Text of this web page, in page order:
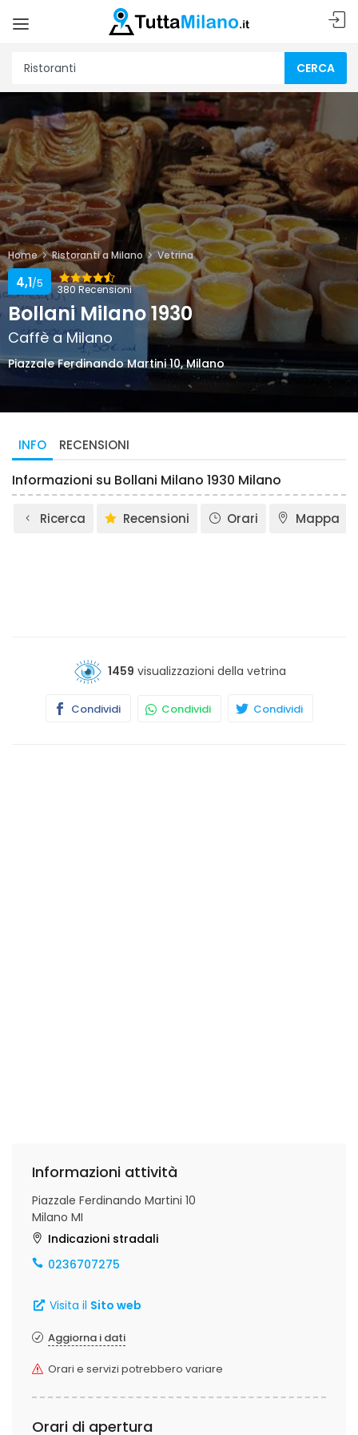
CERCA
Home Ristoranti a Milano Vetrina
380 Recensioni
4,1/5
Bollani Milano 1930
Caffè a Milano
Piazzale Ferdinando Martini 10, Milano
INFO RECENSIONI
Informazioni su Bollani Milano 1930 Milano
Ricerca Recensioni Orari Mappa
1459 visualizzazioni della vetrina
Condividi Condividi Condividi
Informazioni attività
Piazzale Ferdinando Martini 10
Milano MI
Indicazioni stradali
0236707275
Visita il Sito web
Aggiorna i dati
Orari e servizi potrebbero variare
Orari di apertura